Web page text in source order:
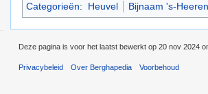
Categorieën: Heuvel Bijnaam 's-
Deze pagina is voor het laatst bewerkt op 20 nov 2024
Privacybeleid Over Berghapedia Voorbehoud